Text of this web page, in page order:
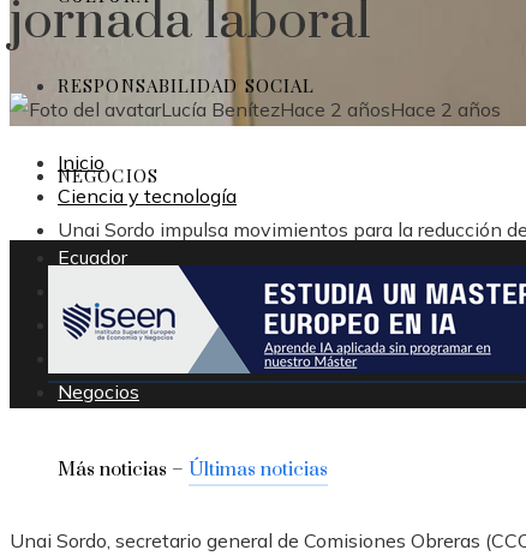
RESPONSABILIDAD SOCIAL
NEGOCIOS
Ecuador
Cultura
Responsabilidad social
Negocios
jornada laboral
Lucía BenítezHace 2 añosHace 2 años
Inicio
Ciencia y tecnología
Unai Sordo impulsa movimientos para la reducción
Más noticias – Últimas noticias
Unai Sordo, secretario general de Comisiones Obreras